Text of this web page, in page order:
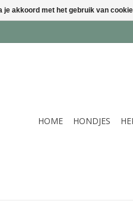
HOME HONDJES
je akkoord met het gebruik van